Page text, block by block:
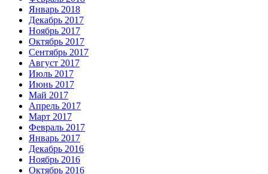
Январь 2018
Декабрь 2017
Ноябрь 2017
Октябрь 2017
Сентябрь 2017
Август 2017
Июль 2017
Июнь 2017
Май 2017
Апрель 2017
Март 2017
Февраль 2017
Январь 2017
Декабрь 2016
Ноябрь 2016
Октябрь 2016